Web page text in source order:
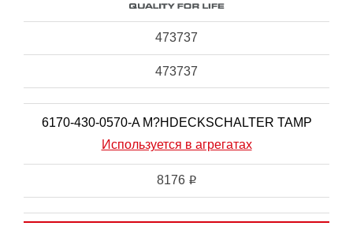
473737
473737
6170-430-0570-A M?HDECKSCHALTER TAMP
Используется в агрегатах
8176 i